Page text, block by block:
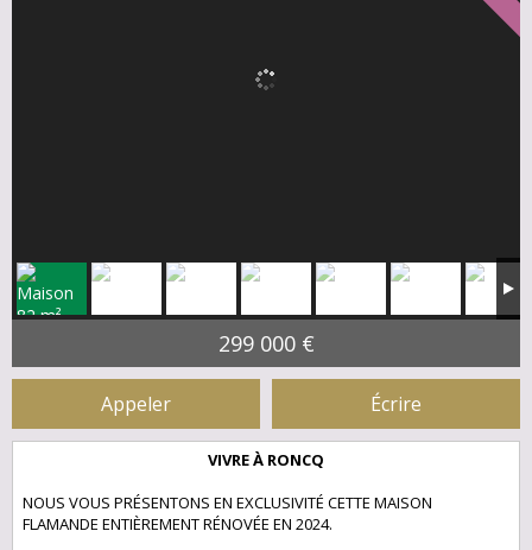
299 000 €
Appeler Écrire
VIVRE À RONCQ
NOUS VOUS PRÉSENTONS EN EXCLUSIVITÉ CETTE MAISON
FLAMANDE ENTIÈREMENT RÉNOVÉE EN 2024.